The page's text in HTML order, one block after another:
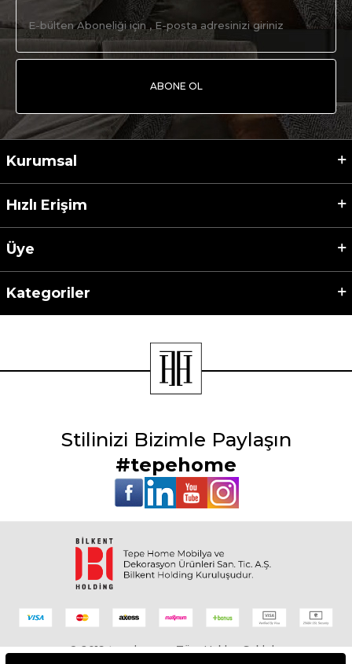
ABONE OL
Kurumsal
Hızlı Erişim
Üye
Kategoriler
Stilinizi Bizimle Paylaşın
#tepehome
© 2019 tepehome - Tüm Hakları Saklıdır.